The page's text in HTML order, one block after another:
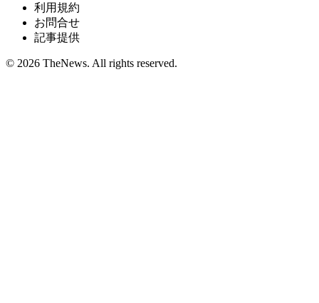
利用規約
お問合せ
記事提供
© 2026 TheNews. All rights reserved.